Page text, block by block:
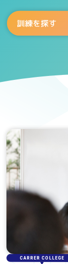
訓練を探す
CARRER COLLEGE